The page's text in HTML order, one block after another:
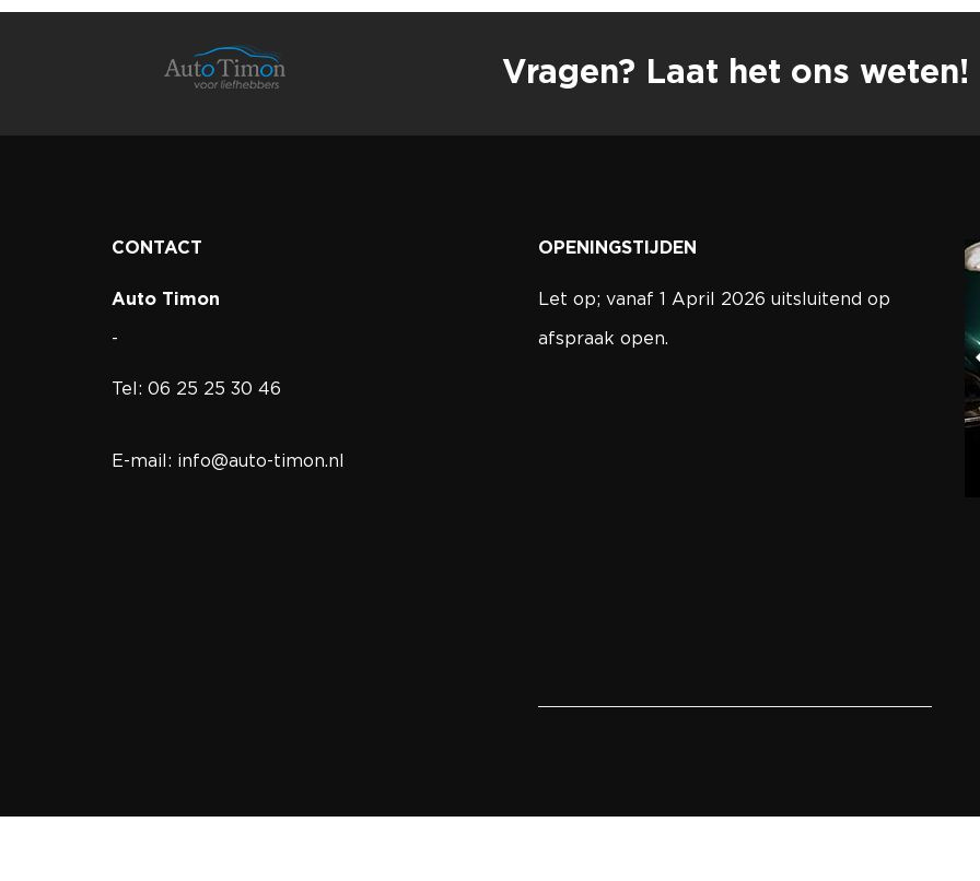
Vragen? Laat het ons weten!
CONTACT
Auto Timon
-
Tel: 06 25 25 30 46
E-mail: info@auto-timon.nl
OPENINGSTIJDEN
Let op; vanaf 1 April 2026 uitsluitend op
afspraak open.